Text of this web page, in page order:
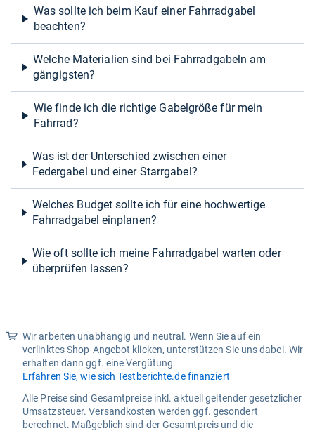
Was sollte ich beim Kauf einer Fahrradgabel
beachten?
Welche Materialien sind bei Fahrradgabeln am
gängigsten?
Wie finde ich die richtige Gabelgröße für mein
Fahrrad?
Was ist der Unterschied zwischen einer
Federgabel und einer Starrgabel?
Welches Budget sollte ich für eine hochwertige
Fahrradgabel einplanen?
Wie oft sollte ich meine Fahrradgabel warten oder
überprüfen lassen?
Wir arbeiten unabhängig und neutral. Wenn Sie auf ein
verlinktes Shop-Angebot klicken, unterstützen Sie uns dabei. Wir
erhalten dann ggf. eine Vergütung.
Erfahren Sie, wie sich Testberichte.de finanziert
Alle Preise sind Gesamtpreise inkl. aktuell geltender gesetzlicher
Umsatzsteuer. Versandkosten werden ggf. gesondert
berechnet. Maßgeblich sind der Gesamtpreis und die